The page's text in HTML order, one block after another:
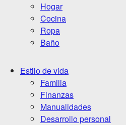
Hogar
Cocina
Ropa
Baño
Estilo de vida
Familia
Finanzas
Manualidades
Desarrollo personal